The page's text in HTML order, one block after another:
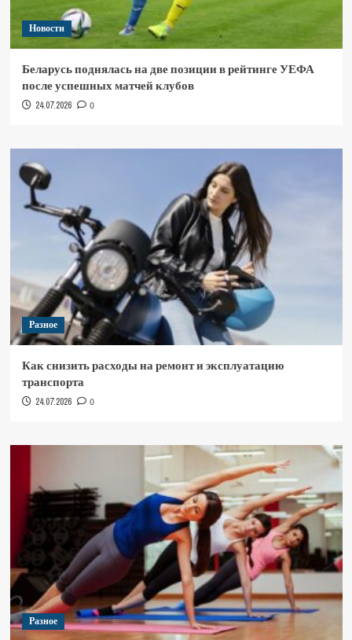
Новости
Беларусь поднялась на две позиции в рейтинге УЕФА
после успешных матчей клубов
24.07.2026 0
Разное
Как снизить расходы на ремонт и эксплуатацию
транспорта
24.07.2026 0
Разное